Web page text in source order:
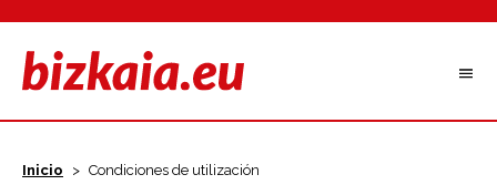
Inicio > Condiciones de utilización